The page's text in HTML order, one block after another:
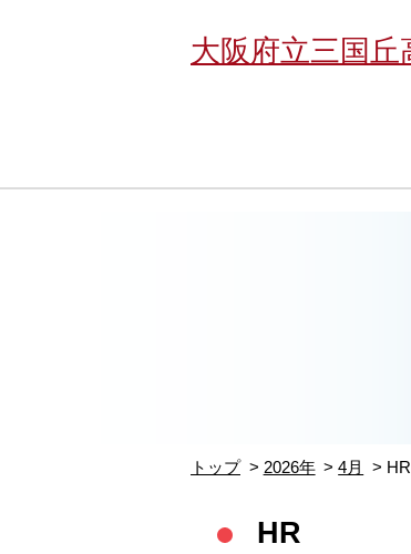
大阪府立三国
トップ 2026年 4月 HR
HR